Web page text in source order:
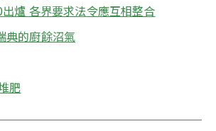
爐 各界要求法令應互相整合
典的廚餘沼氣
肥